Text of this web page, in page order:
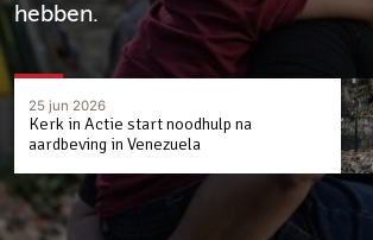
hebben.
Kerk in Actie start noodhulp na
aardbeving in Venezuela
25 jun 2026